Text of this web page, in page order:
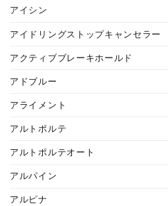
アイシン
アイドリングストップキャンセラー
アクティブブレーキホールド
アドブルー
アライメント
アルトポルテ
アルトポルテオート
アルパイン
アルピナ